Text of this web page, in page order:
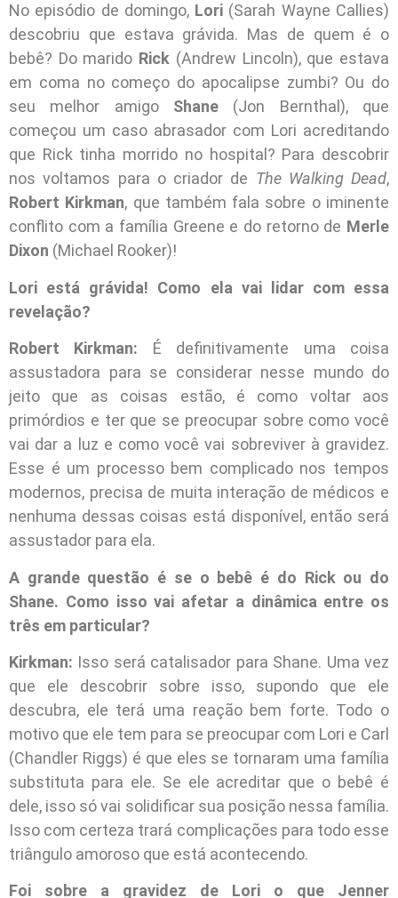
No episódio de domingo, Lori (Sarah Wayne Callies)
descobriu que estava grávida. Mas de quem é o
bebê? Do marido Rick (Andrew Lincoln), que estava
em coma no começo do apocalipse zumbi? Ou do
seu melhor amigo Shane (Jon Bernthal), que
começou um caso abrasador com Lori acreditando
que Rick tinha morrido no hospital? Para descobrir
nos voltamos para o criador de The Walking Dead,
Robert Kirkman, que também fala sobre o iminente
conflito com a família Greene e do retorno de Merle
Dixon (Michael Rooker)!
Lori está grávida! Como ela vai lidar com essa
revelação?
Robert Kirkman: É definitivamente uma coisa
assustadora para se considerar nesse mundo do
jeito que as coisas estão, é como voltar aos
primórdios e ter que se preocupar sobre como você
vai dar a luz e como você vai sobreviver à gravidez.
Esse é um processo bem complicado nos tempos
modernos, precisa de muita interação de médicos e
nenhuma dessas coisas está disponível, então será
assustador para ela.
A grande questão é se o bebê é do Rick ou do
Shane. Como isso vai afetar a dinâmica entre os
três em particular?
Kirkman: Isso será catalisador para Shane. Uma vez
que ele descobrir sobre isso, supondo que ele
descubra, ele terá uma reação bem forte. Todo o
motivo que ele tem para se preocupar com Lori e Carl
(Chandler Riggs) é que eles se tornaram uma família
substituta para ele. Se ele acreditar que o bebê é
dele, isso só vai solidificar sua posição nessa família.
Isso com certeza trará complicações para todo esse
triângulo amoroso que está acontecendo.
Foi sobre a gravidez de Lori o que Jenner